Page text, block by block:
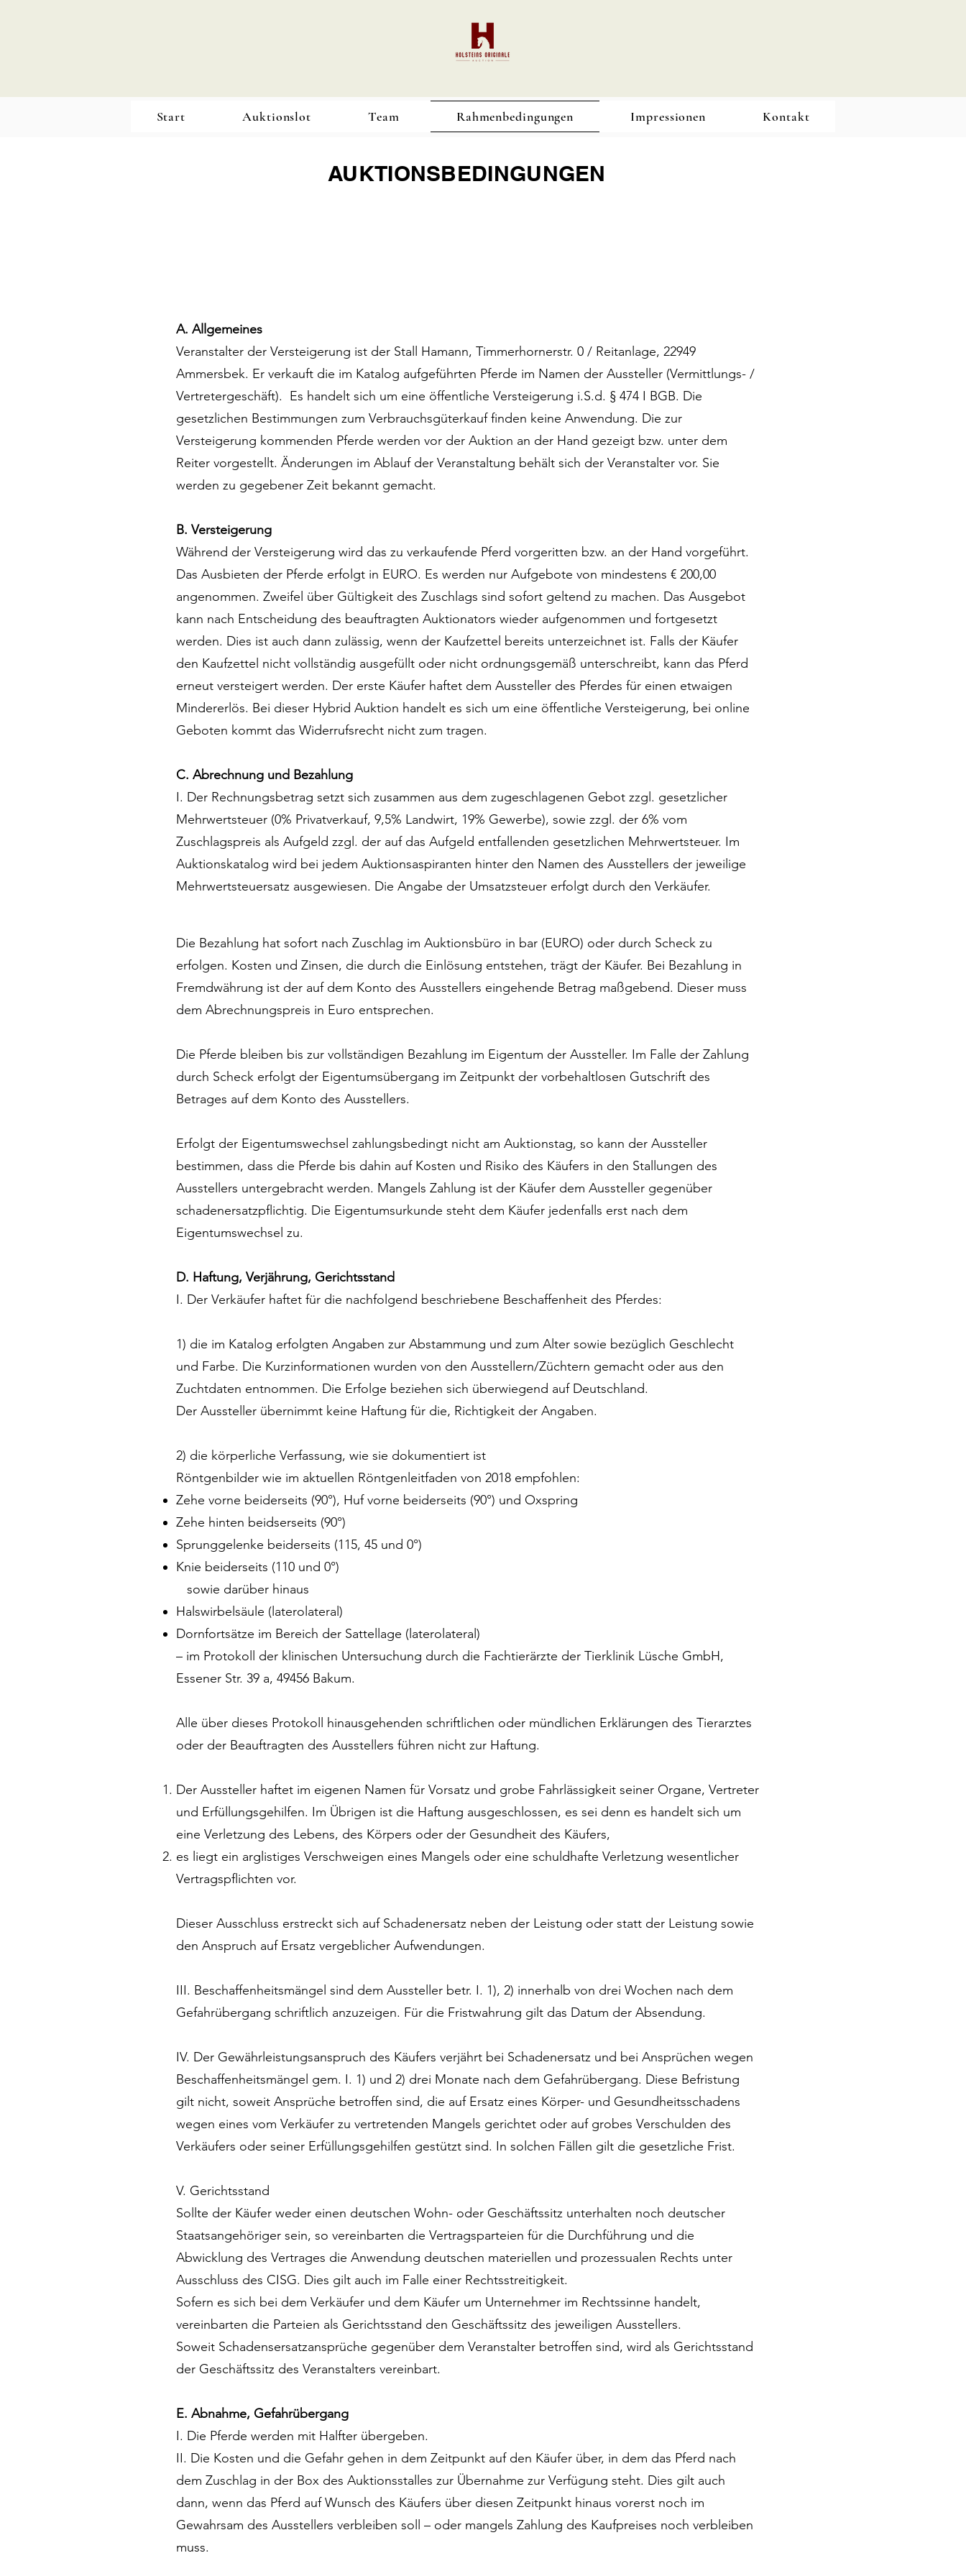
Start Auktionslot Team Rahmenbedingungen Impressionen Kontakt
AUKTIONSBEDINGUNGEN
A. Allgemeines
Veranstalter der Versteigerung ist der Stall Hamann, Timmerhornerstr. 0 / Reitanlage, 22949
Ammersbek. Er verkauft die im Katalog aufgeführten Pferde im Namen der Aussteller (Vermittlungs- /
Vertretergeschäft). Es handelt sich um eine öffentliche Versteigerung i.S.d. § 474 I BGB. Die
gesetzlichen Bestimmungen zum Verbrauchsgüterkauf finden keine Anwendung. Die zur
Versteigerung kommenden Pferde werden vor der Auktion an der Hand gezeigt bzw. unter dem
Reiter vorgestellt. Änderungen im Ablauf der Veranstaltung behält sich der Veranstalter vor. Sie
werden zu gegebener Zeit bekannt gemacht.
B. Versteigerung
Während der Versteigerung wird das zu verkaufende Pferd vorgeritten bzw. an der Hand vorgeführt.
Das Ausbieten der Pferde erfolgt in EURO. Es werden nur Aufgebote von mindestens € 200,00
angenommen. Zweifel über Gültigkeit des Zuschlags sind sofort geltend zu machen. Das Ausgebot
kann nach Entscheidung des beauftragten Auktionators wieder aufgenommen und fortgesetzt
werden. Dies ist auch dann zulässig, wenn der Kaufzettel bereits unterzeichnet ist. Falls der Käufer
den Kaufzettel nicht vollständig ausgefüllt oder nicht ordnungsgemäß unterschreibt, kann das Pferd
erneut versteigert werden. Der erste Käufer haftet dem Aussteller des Pferdes für einen etwaigen
Mindererlös. Bei dieser Hybrid Auktion handelt es sich um eine öffentliche Versteigerung, bei online
Geboten kommt das Widerrufsrecht nicht zum tragen.
C. Abrechnung und Bezahlung
I. Der Rechnungsbetrag setzt sich zusammen aus dem zugeschlagenen Gebot zzgl. gesetzlicher
Mehrwertsteuer (0% Privatverkauf, 9,5% Landwirt, 19% Gewerbe), sowie zzgl. der 6% vom
Zuschlagspreis als Aufgeld zzgl. der auf das Aufgeld entfallenden gesetzlichen Mehrwertsteuer. Im
Auktionskatalog wird bei jedem Auktionsaspiranten hinter den Namen des Ausstellers der jeweilige
Mehrwertsteuersatz ausgewiesen. Die Angabe der Umsatzsteuer erfolgt durch den Verkäufer.
Die Bezahlung hat sofort nach Zuschlag im Auktionsbüro in bar (EURO) oder durch Scheck zu
erfolgen. Kosten und Zinsen, die durch die Einlösung entstehen, trägt der Käufer. Bei Bezahlung in
Fremdwährung ist der auf dem Konto des Ausstellers eingehende Betrag maßgebend. Dieser muss
dem Abrechnungspreis in Euro entsprechen.
Die Pferde bleiben bis zur vollständigen Bezahlung im Eigentum der Aussteller. Im Falle der Zahlung
durch Scheck erfolgt der Eigentumsübergang im Zeitpunkt der vorbehaltlosen Gutschrift des
Betrages auf dem Konto des Ausstellers.
Erfolgt der Eigentumswechsel zahlungsbedingt nicht am Auktionstag, so kann der Aussteller
bestimmen, dass die Pferde bis dahin auf Kosten und Risiko des Käufers in den Stallungen des
Ausstellers untergebracht werden. Mangels Zahlung ist der Käufer dem Aussteller gegenüber
schadenersatzpflichtig. Die Eigentumsurkunde steht dem Käufer jedenfalls erst nach dem
Eigentumswechsel zu.
D. Haftung, Verjährung, Gerichtsstand
I. Der Verkäufer haftet für die nachfolgend beschriebene Beschaffenheit des Pferdes:
1) die im Katalog erfolgten Angaben zur Abstammung und zum Alter sowie bezüglich Geschlecht
und Farbe. Die Kurzinformationen wurden von den Ausstellern/Züchtern gemacht oder aus den
Zuchtdaten entnommen. Die Erfolge beziehen sich überwiegend auf Deutschland.
Der Aussteller übernimmt keine Haftung für die‚ Richtigkeit der Angaben.
2) die körperliche Verfassung, wie sie dokumentiert ist
Röntgenbilder wie im aktuellen Röntgenleitfaden von 2018 empfohlen:
Zehe vorne beiderseits (90°), Huf vorne beiderseits (90°) und Oxspring
Zehe hinten beidserseits (90°)
Sprunggelenke beiderseits (115, 45 und 0°)
Knie beiderseits (110 und 0°)
sowie darüber hinaus
Halswirbelsäule (laterolateral)
Dornfortsätze im Bereich der Sattellage (laterolateral)
– im Protokoll der klinischen Untersuchung durch die Fachtierärzte der Tierklinik Lüsche GmbH,
Essener Str. 39 a, 49456 Bakum.
Alle über dieses Protokoll hinausgehenden schriftlichen oder mündlichen Erklärungen des Tierarztes
oder der Beauftragten des Ausstellers führen nicht zur Haftung.
Der Aussteller haftet im eigenen Namen für Vorsatz und grobe Fahrlässigkeit seiner Organe, Vertreter
und Erfüllungsgehilfen. Im Übrigen ist die Haftung ausgeschlossen, es sei denn es handelt sich um
eine Verletzung des Lebens, des Körpers oder der Gesundheit des Käufers,
es liegt ein arglistiges Verschweigen eines Mangels oder eine schuldhafte Verletzung wesentlicher
Vertragspflichten vor.
Dieser Ausschluss erstreckt sich auf Schadenersatz neben der Leistung oder statt der Leistung sowie
den Anspruch auf Ersatz vergeblicher Aufwendungen.
III. Beschaffenheitsmängel sind dem Aussteller betr. I. 1), 2) innerhalb von drei Wochen nach dem
Gefahrübergang schriftlich anzuzeigen. Für die Fristwahrung gilt das Datum der Absendung.
IV. Der Gewährleistungsanspruch des Käufers verjährt bei Schadenersatz und bei Ansprüchen wegen
Beschaffenheitsmängel gem. I. 1) und 2) drei Monate nach dem Gefahrübergang. Diese Befristung
gilt nicht, soweit Ansprüche betroffen sind, die auf Ersatz eines Körper- und Gesundheitsschadens
wegen eines vom Verkäufer zu vertretenden Mangels gerichtet oder auf grobes Verschulden des
Verkäufers oder seiner Erfüllungsgehilfen gestützt sind. In solchen Fällen gilt die gesetzliche Frist.
V. Gerichtsstand
Sollte der Käufer weder einen deutschen Wohn- oder Geschäftssitz unterhalten noch deutscher
Staatsangehöriger sein, so vereinbarten die Vertragsparteien für die Durchführung und die
Abwicklung des Vertrages die Anwendung deutschen materiellen und prozessualen Rechts unter
Ausschluss des CISG. Dies gilt auch im Falle einer Rechtsstreitigkeit.
Sofern es sich bei dem Verkäufer und dem Käufer um Unternehmer im Rechtssinne handelt,
vereinbarten die Parteien als Gerichtsstand den Geschäftssitz des jeweiligen Ausstellers.
Soweit Schadensersatzansprüche gegenüber dem Veranstalter betroffen sind, wird als Gerichtsstand
der Geschäftssitz des Veranstalters vereinbart.
E. Abnahme, Gefahrübergang
I. Die Pferde werden mit Halfter übergeben.
II. Die Kosten und die Gefahr gehen in dem Zeitpunkt auf den Käufer über, in dem das Pferd nach
dem Zuschlag in der Box des Auktionsstalles zur Übernahme zur Verfügung steht. Dies gilt auch
dann, wenn das Pferd auf Wunsch des Käufers über diesen Zeitpunkt hinaus vorerst noch im
Gewahrsam des Ausstellers verbleiben soll – oder mangels Zahlung des Kaufpreises noch verbleiben
muss.